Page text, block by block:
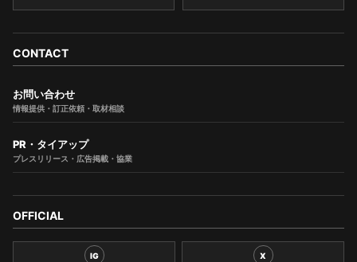
CONTACT
お問い合わせ
情報提供・訂正依頼・取材相談
PR・タイアップ
プレスリリース・広告掲載・協業
OFFICIAL
IG X